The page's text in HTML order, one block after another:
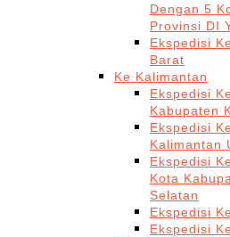
Dengan 5
Provinsi DI
Ekspedisi
Barat
Ke Kalimantan
Ekspedisi
Kabupaten
Ekspedisi
Kalimantan
Ekspedisi
Kota
Selatan
Ekspedisi
Ekspedisi